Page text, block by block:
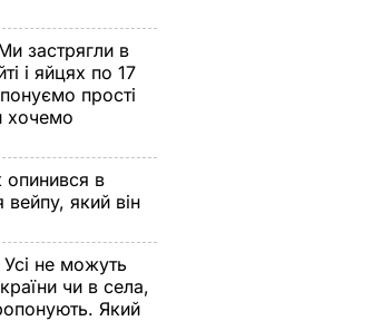
застрягли в
і яйцях по 17
прості
хочемо
опинився в
вейпу, який він
Усі не можуть
чи в села,
Який